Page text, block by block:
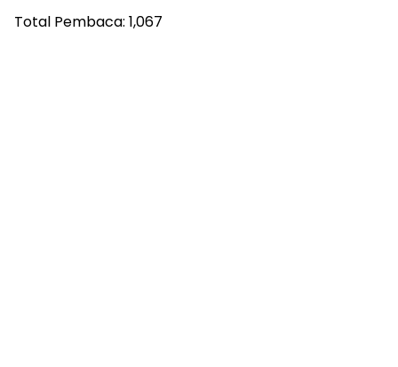
Total Pembaca: 1,067